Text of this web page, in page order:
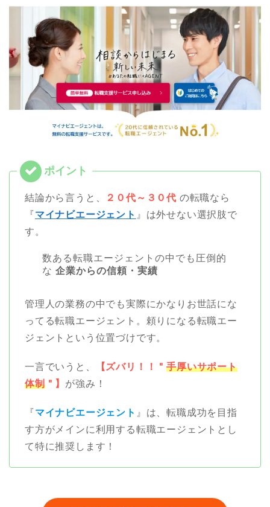
結論から言うと、 ２０代～３０代 の転職なら
『マイナビエージェント 』は外せない選択肢で
す。
数ある転職エージェントの中でも圧倒的
な 企業からの信頼・実績
管理人の業務の中でも実際にかなりお世話にな
ってる転職エージェント。頼りになる転職エー
ジェントという位置づけです。
一言でいうと、 【ズバリ！！＂手厚いサポート
体制＂】 が強み！
『マイナビエージェント 』は、転職成功を目指
す方がメインに利用する転職エージェントとし
て特に推奨します！